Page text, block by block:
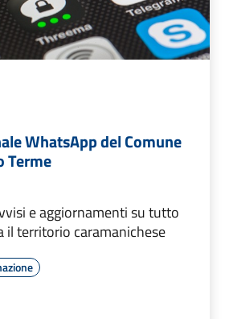
WhatsApp del Comune
Terme
e aggiornamenti su tutto
il territorio caramanichese